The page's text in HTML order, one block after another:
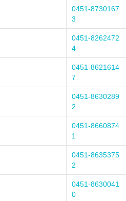
0451-8730167
3
0451-8262472
4
0451-8621614
7
0451-8630289
2
0451-8660874
1
0451-8635375
2
0451-8630041
0